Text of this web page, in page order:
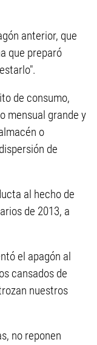
anterior, que
que preparó
de consumo,
mensual grande y
o
de
al hecho de
de 2013, a
el apagón al
cansados de
nuestros
no reponen